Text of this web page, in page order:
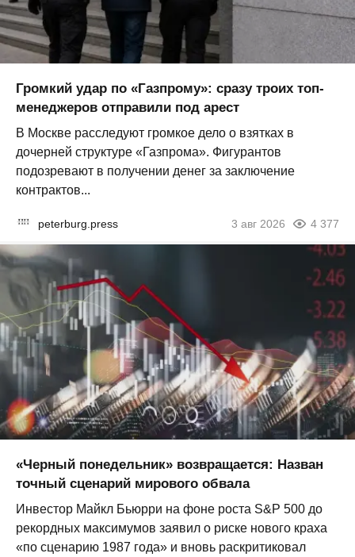
Громкий удар по «Газпрому»: сразу троих топ-
менеджеров отправили под арест
В Москве расследуют громкое дело о взятках в
дочерней структуре «Газпрома». Фигурантов
подозревают в получении денег за заключение
контрактов...
peterburg.press 3 авг 2026 4 377
«Черный понедельник» возвращается: Назван
точный сценарий мирового обвала
Инвестор Майкл Бьюрри на фоне роста S&P 500 до
рекордных максимумов заявил о риске нового краха
«по сценарию 1987 года» и вновь раскритиковал